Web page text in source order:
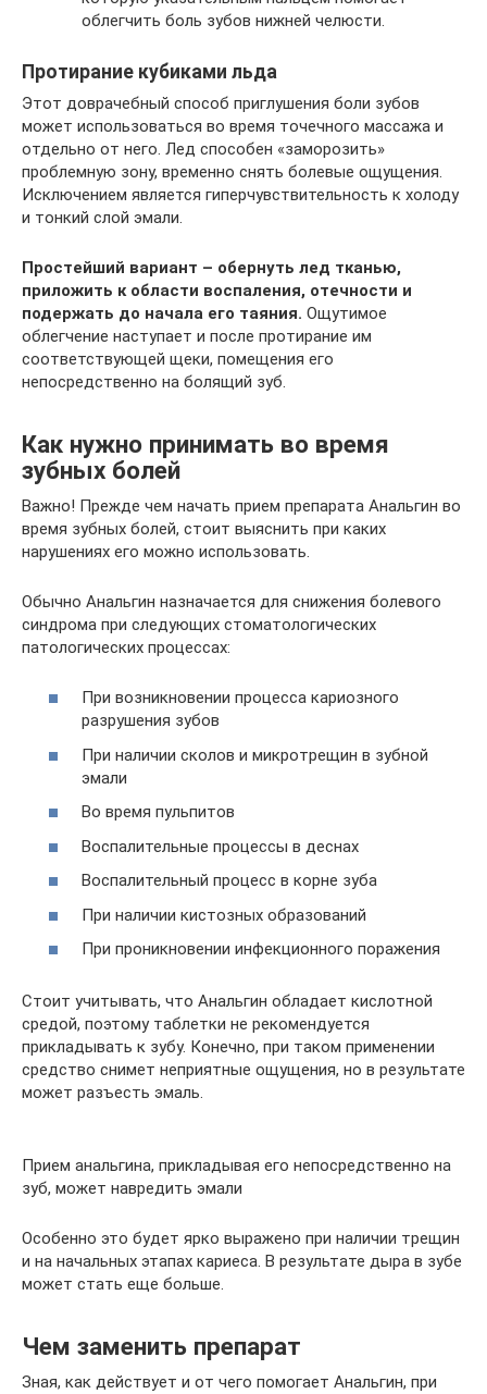
облегчить боль зубов нижней челюсти.
Протирание кубиками льда
Этот доврачебный способ приглушения боли зубов
может использоваться во время точечного массажа и
отдельно от него. Лед способен «заморозить»
проблемную зону, временно снять болевые ощущения.
Исключением является гиперчувствительность к холоду
и тонкий слой эмали.
Простейший вариант – обернуть лед тканью,
приложить к области воспаления, отечности и
подержать до начала его таяния. Ощутимое
облегчение наступает и после протирание им
соответствующей щеки, помещения его
непосредственно на болящий зуб.
Как нужно принимать во время
зубных болей
Важно! Прежде чем начать прием препарата Анальгин во
время зубных болей, стоит выяснить при каких
нарушениях его можно использовать.
Обычно Анальгин назначается для снижения болевого
синдрома при следующих стоматологических
патологических процессах:
При возникновении процесса кариозного
разрушения зубов
При наличии сколов и микротрещин в зубной
эмали
Во время пульпитов
Воспалительные процессы в деснах
Воспалительный процесс в корне зуба
При наличии кистозных образований
При проникновении инфекционного поражения
Стоит учитывать, что Анальгин обладает кислотной
средой, поэтому таблетки не рекомендуется
прикладывать к зубу. Конечно, при таком применении
средство снимет неприятные ощущения, но в результате
может разъесть эмаль.
Прием анальгина, прикладывая его непосредственно на
зуб, может навредить эмали
Особенно это будет ярко выражено при наличии трещин
и на начальных этапах кариеса. В результате дыра в зубе
может стать еще больше.
Чем заменить препарат
Зная, как действует и от чего помогает Анальгин, при